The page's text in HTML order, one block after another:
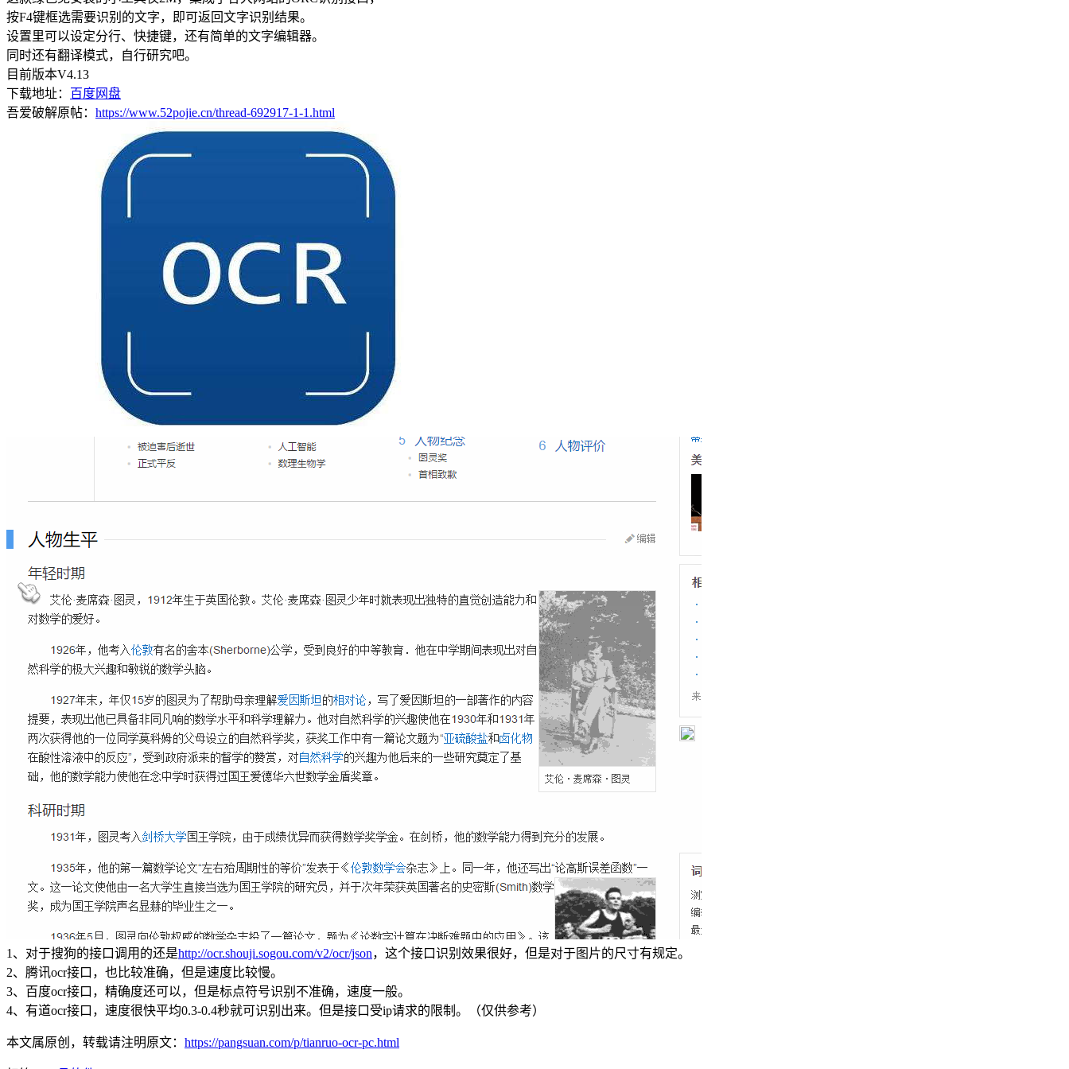
按F4键框选需要识别的文字，即可返回文字识别结果。
设置里可以设定分行、快捷键，还有简单的文字编辑器。
同时还有翻译模式，自行研究吧。
目前版本V4.13
下载地址： 百度网盘
吾爱破解原帖： https://www.52pojie.cn/thread-692917-1-1.html
1、对于搜狗的接口调用的还是http://ocr.shouji.sogou.com/v2/ocr/json，这个接口识别效果很好，但是对于图片的尺寸有规定。
2、腾讯ocr接口，也比较准确，但是速度比较慢。
3、百度ocr接口，精确度还可以，但是标点符号识别不准确，速度一般。
4、有道ocr接口，速度很快平均0.3-0.4秒就可识别出来。但是接口受ip请求的限制。（仅供参考）
本文属原创，转载请注明原文： https://pangsuan.com/p/tianruo-ocr-pc.html